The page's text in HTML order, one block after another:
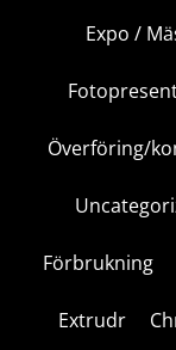
Expo /
Överföring/
Förbrukning
Extrudr